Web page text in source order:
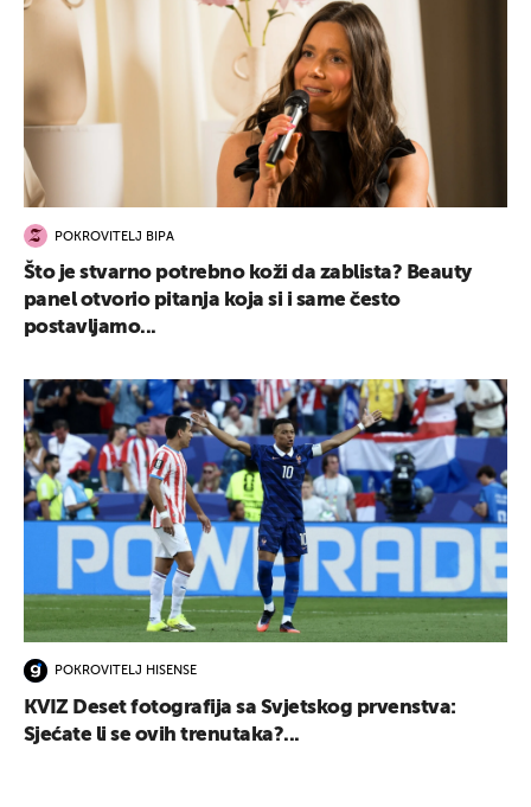
POKROVITELJ BIPA
Što je stvarno potrebno koži da zablista? Beauty
panel otvorio pitanja koja si i same često
postavljamo...
POKROVITELJ HISENSE
KVIZ Deset fotografija sa Svjetskog prvenstva:
Sjećate li se ovih trenutaka?...